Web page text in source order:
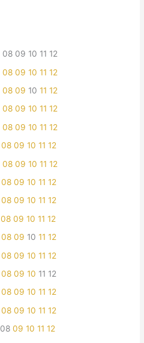
08 09 10 11 12
08 09 10 11 12
08 09 10 11 12
08 09 10 11 12
08 09 10 11 12
08 09 10 11 12
08 09 10 11 12
08 09 10 11 12
08 09 10 11 12
08 09 10 11 12
08 09 10 11 12
08 09 10 11 12
08 09 10 11 12
08 09 10 11 12
08 09 10 11 12
08 09 10 11 12